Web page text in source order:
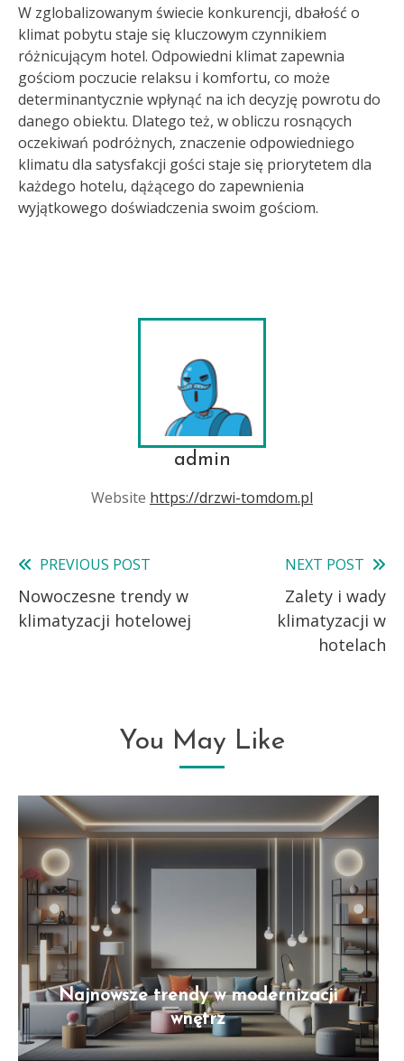
W zglobalizowanym świecie konkurencji, dbałość o
klimat pobytu staje się kluczowym czynnikiem
różnicującym hotel. Odpowiedni klimat zapewnia
gościom poczucie relaksu i komfortu, co może
determinantycznie wpłynąć na ich decyzję powrotu do
danego obiektu. Dlatego też, w obliczu rosnących
oczekiwań podróżnych, znaczenie odpowiedniego
klimatu dla satysfakcji gości staje się priorytetem dla
każdego hotelu, dążącego do zapewnienia
wyjątkowego doświadczenia swoim gościom.
admin
Website https://drzwi-tomdom.pl
Read
more
PREVIOUS POST
Nowoczesne trendy w
klimatyzacji hotelowej
NEXT POST
Zalety i wady
klimatyzacji w
hotelach
You May Like
Najnowsze trendy w modernizacji
wnętrz